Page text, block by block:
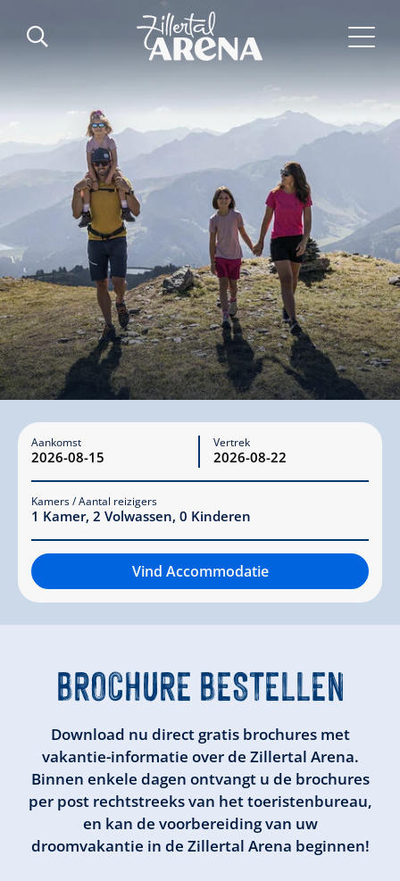
Aankomst Vertrek
Kamers / Aantal reizigers
1 Kamer, 2 Volwassen, 0 Kinderen
Vind Accommodatie
BROCHURE BESTELLEN
Download nu direct gratis brochures met
vakantie-informatie over de Zillertal Arena.
Binnen enkele dagen ontvangt u de brochures
per post rechtstreeks van het toeristenbureau,
en kan de voorbereiding van uw
droomvakantie in de Zillertal Arena beginnen!